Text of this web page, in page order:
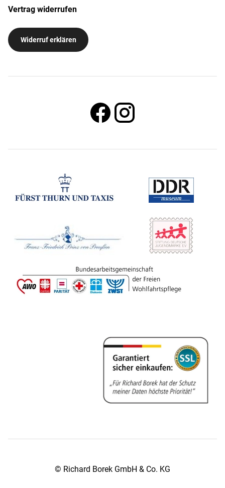
Vertrag widerrufen
Widerruf erklären
© Richard Borek GmbH & Co. KG